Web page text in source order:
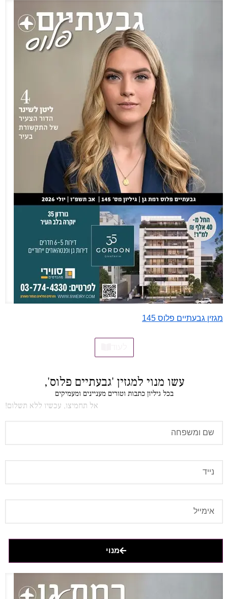
מגזין גבעתיים פלוס 145
עשו מנוי למגזין 'גבעתיים פלוס',
בכל גיליון כתבות וטורים מעניינים ומעמיקים
אל תחמיצו, עכשיו ללא תשלום!
מנוי